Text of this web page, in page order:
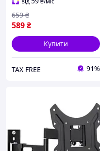
589₴
659 ₴
Купити
TAX FREE 91%